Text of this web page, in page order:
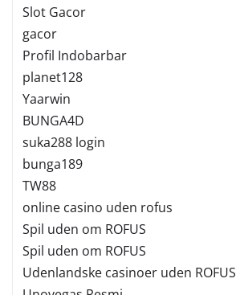
Slot Gacor
gacor
Profil Indobarbar
planet128
Yaarwin
BUNGA4D
suka288 login
bunga189
TW88
online casino uden rofus
Spil uden om ROFUS
Spil uden om ROFUS
Udenlandske casinoer uden ROFUS